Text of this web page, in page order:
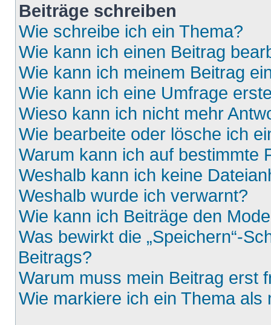
Beiträge schreiben
Wie schreibe ich ein Thema?
Wie kann ich einen Beitrag
Wie kann ich meinem Beitrag
Wie kann ich eine Umfrage
Wieso kann ich nicht mehr
Wie bearbeite oder lösche ich
Warum kann ich auf bestimmte
Weshalb kann ich keine
Weshalb wurde ich verwarnt?
Wie kann ich Beiträge den
Was bewirkt die „Speichern“-
Beitrags?
Warum muss mein Beitrag erst
Wie markiere ich ein Thema als